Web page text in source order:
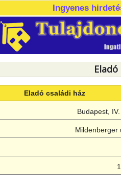
Ingyenes
Eladó családi ház
Budapest,
Mildenberger